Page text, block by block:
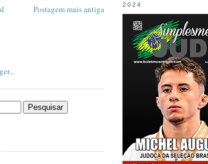
Postagem mais antiga
2024